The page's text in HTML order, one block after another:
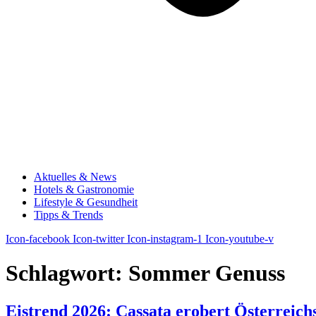
Aktuelles & News
Hotels & Gastronomie
Lifestyle & Gesundheit
Tipps & Trends
Icon-facebook Icon-twitter Icon-instagram-1 Icon-youtube-v
Schlagwort: Sommer Genuss
Eistrend 2026: Cassata erobert